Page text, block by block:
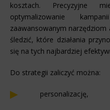
kosztach. Precyzyjne
optymalizowanie
zaawansowanym narzędziom
śledzić, które działania
się na tych najbardziej
Do strategii zaliczyć można:
personalizację,